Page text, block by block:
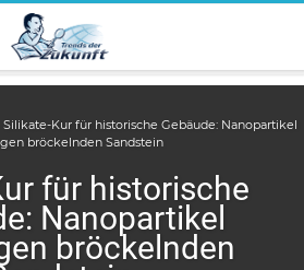
Silikate-Kur für historische Gebäude: Nanopartikel
bröckelnden Sandstein
für historische
Nanopartikel
bröckelnden